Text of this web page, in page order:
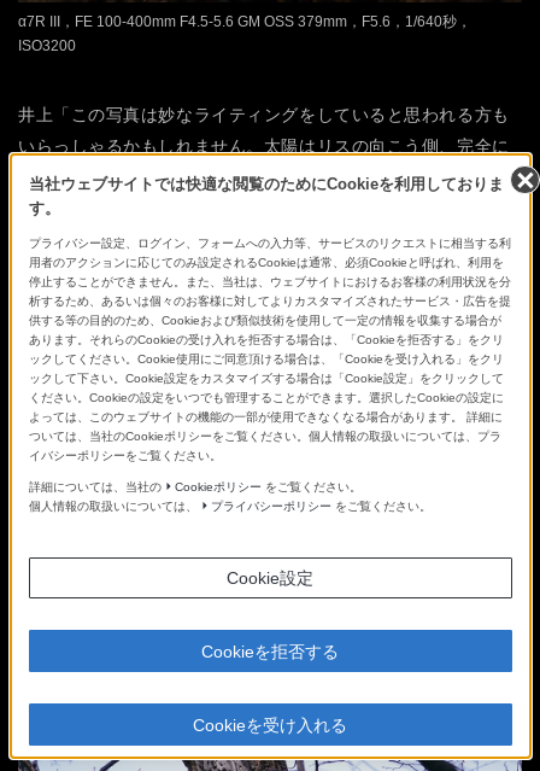
α7R III，FE 100-400mm F4.5-5.6 GM OSS 379mm，F5.6，1/640秒，
ISO3200
井上「この写真は妙なライティングをしていると思われる方も
いらっしゃるかもしれません。太陽はリスの向こう側、完全に
逆光ですからね。実は雪がレフ板の役割をしてくれて、このよ
うな写真が撮れました」
司会「ISOはどれぐらいですか？」
井上「ISO3200です。α7R IIIは解像度が非常に高いので仮にノ
イズが出たとしてもノイズの大きさが画面全体の大きさとの比
較で相対的に小さくなります。そのおかげで高ISOでのノイズ
耐性が強く見えるという効果があるのかもしれません」
当社ウェブサイトでは快適な閲覧のためにCookieを利用しておりま
す。
プライバシー設定、ログイン、フォームへの入力等、サービスのリクエストに相当する利
用者のアクションに応じてのみ設定されるCookieは通常、必須Cookieと呼ばれ、利用を
停止することができません。また、当社は、ウェブサイトにおけるお客様の利用状況を分
析するため、あるいは個々のお客様に対してよりカスタマイズされたサービス・広告を提
供する等の目的のため、Cookieおよび類似技術を使用して一定の情報を収集する場合が
あります。それらのCookieの受け入れを拒否する場合は、「Cookieを拒否する」をクリ
ックしてください。Cookie使用にご同意頂ける場合は、「Cookieを受け入れる」をクリ
ックして下さい。Cookie設定をカスタマイズする場合は「Cookie設定」をクリックして
ください。Cookieの設定をいつでも管理することができます。選択したCookieの設定に
よっては、このウェブサイトの機能の一部が使用できなくなる場合があります。 詳細に
ついては、当社のCookieポリシーをご覧ください。個人情報の取扱いについては、プラ
イバシーポリシーをご覧ください。
詳細については、当社の Cookieポリシー をご覧ください。
個人情報の取扱いについては、
プライバシーポリシー をご覧ください。
Cookie設定
Cookieを拒否する
Cookieを受け入れる